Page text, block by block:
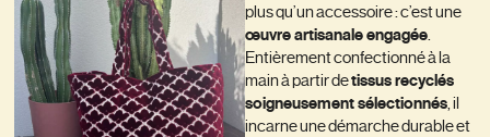
plus qu’un accessoire : c’est une
œuvre artisanale engagée
Entièrement confectionné à la
main à partir detissus recyclés
soigneusement sélectionnés , il
incarne une démarche durable et